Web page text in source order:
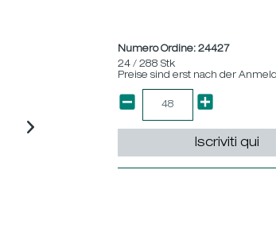
Numero Ordine:24427
24 / 288 Stk
Preise sind erst nach der
Iscriviti qui